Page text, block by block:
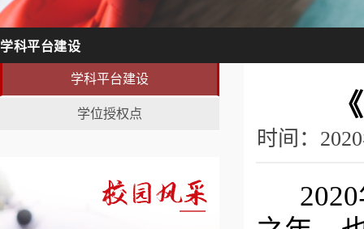
学科平台建设
学科平台建设
学位授权点
时间：
2020